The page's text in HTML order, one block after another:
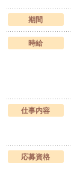
期間
時給
仕事内容
応募資格